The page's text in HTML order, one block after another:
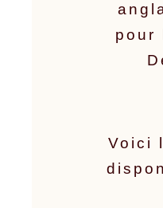
pour
Voici